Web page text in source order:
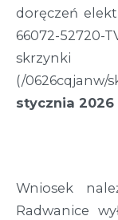
doręczeń
66072-
skrzynki
(/0626cqjanw/
stycznia 2026
Wniosek
Radwanice